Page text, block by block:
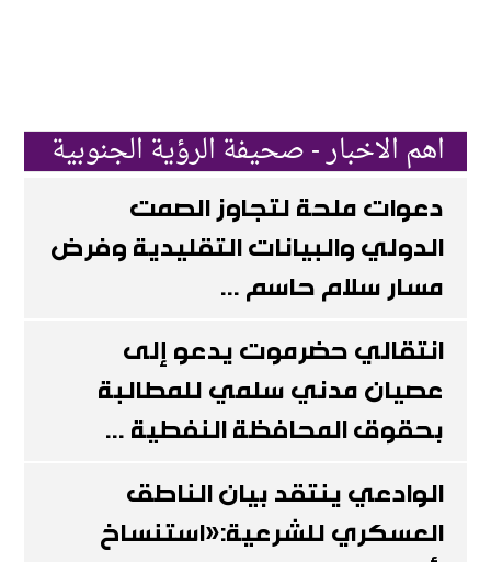
اهم الاخبار - صحيفة الرؤية الجنوبية
دعوات ملحة لتجاوز الصمت
الدولي والبيانات التقليدية وفرض
مسار سلام حاسم ...
انتقالي حضرموت يدعو إلى
عصيان مدني سلمي للمطالبة
بحقوق المحافظة النفطية ...
الوادعي ينتقد بيان الناطق
العسكري للشرعية:«استنساخ